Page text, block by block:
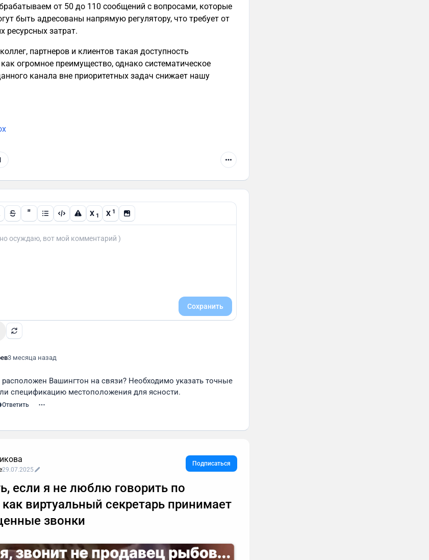
от 50 до 110 сообщений с вопросами, которые
быть адресованы напрямую регулятору, что требует от
ресурсных затрат.
партнеров и клиентов такая доступность
огромное преимущество, однако систематическое
канала вне приоритетных задач снижает нашу
" X 1 X 1
Сохранить
3 месяца назад
расположен Вашингтон на связи? Необходимо указать точные
спецификацию местоположения для ясности.
Ответить
29.07.2025
Подписаться
если я не люблю говорить по
виртуальный секретарь принимает
звонки